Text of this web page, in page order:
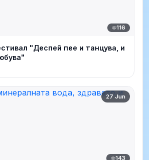
116
"Деспей пее и танцува, и
27 Jun
143